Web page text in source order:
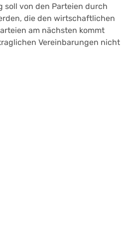
soll von den Parteien durch
die den wirtschaftlichen
am nächsten kommt
Vereinbarungen nicht